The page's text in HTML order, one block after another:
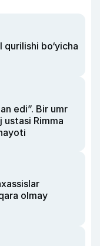
qurilishi bo‘yicha
edi”. Bir umr
Rimma
olmay